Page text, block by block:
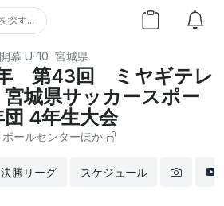
探す...
幕 U-10 宮城県
第43回 ミヤギテレ
城県サッカースポー
団 4年生大会
ールセンターほか
決勝リーグ スケジュール